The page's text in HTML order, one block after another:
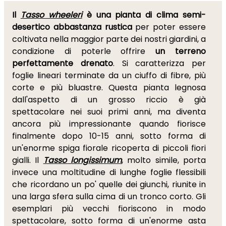
Il Tasso wheeleriè una pianta di clima semi-
desertico abbastanza rusticaper poter essere
coltivata nella maggior parte dei nostri giardini, a
condizione di poterle offrireun terreno
perfettamente drenato. Si caratterizza per
foglie lineari terminate da un ciuffo di fibre, più
corte e più bluastre. Questa pianta legnosa
dall'aspetto di un grosso riccio è già
spettacolare nei suoi primi anni, ma diventa
ancora più impressionante quando fiorisce
finalmente dopo 10-15 anni, sotto forma di
un'enorme spiga fiorale ricoperta di piccoli fiori
gialli. Il Tasso longissimum, molto simile, porta
invece una moltitudine di lunghe foglie flessibili
che ricordano un po' quelle dei giunchi, riunite in
una larga sfera sulla cima di un tronco corto. Gli
esemplari più vecchi fioriscono in modo
spettacolare, sotto forma di un'enorme asta